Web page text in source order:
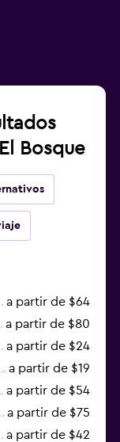
Bosque
a partir de $64
a partir de $80
a partir de $24
a partir de $19
a partir de $54
a partir de $75
a partir de $42